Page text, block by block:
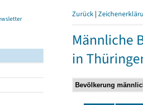
Zurück |
Männliche
in